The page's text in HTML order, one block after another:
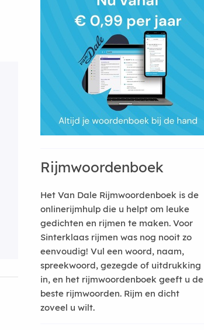
Rijmwoordenboek
Het Van Dale Rijmwoordenboek is de
onlinerijmhulp die u helpt om leuke
gedichten en rijmen te maken. Voor
Sinterklaas rijmen was nog nooit zo
eenvoudig! Vul een woord, naam,
spreekwoord, gezegde of uitdrukking
in, en het rijmwoordenboek geeft u de
beste rijmwoorden. Rijm en dicht
zoveel u wilt.